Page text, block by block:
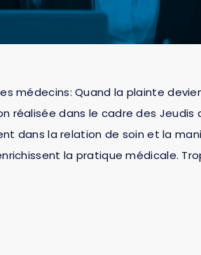
médecins: Quand la plainte
réalisée dans le cadre des Jeudis
dans la relation de soin et la
la pratique médicale.